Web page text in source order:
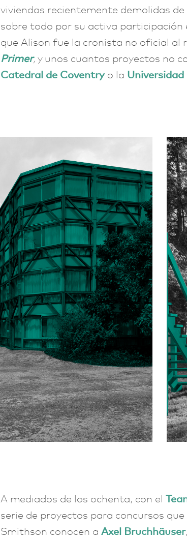
viviendas recientemente demolidas de
sobre todo por su activa participación
que Alison fue la cronista no oficial al
Primer, y unos cuantos proyectos no
Catedral de Coventryo la
A mediados de los ochenta, con el
serie de proyectos para concursos
Smithson conocen a Axel Bruchhäuser